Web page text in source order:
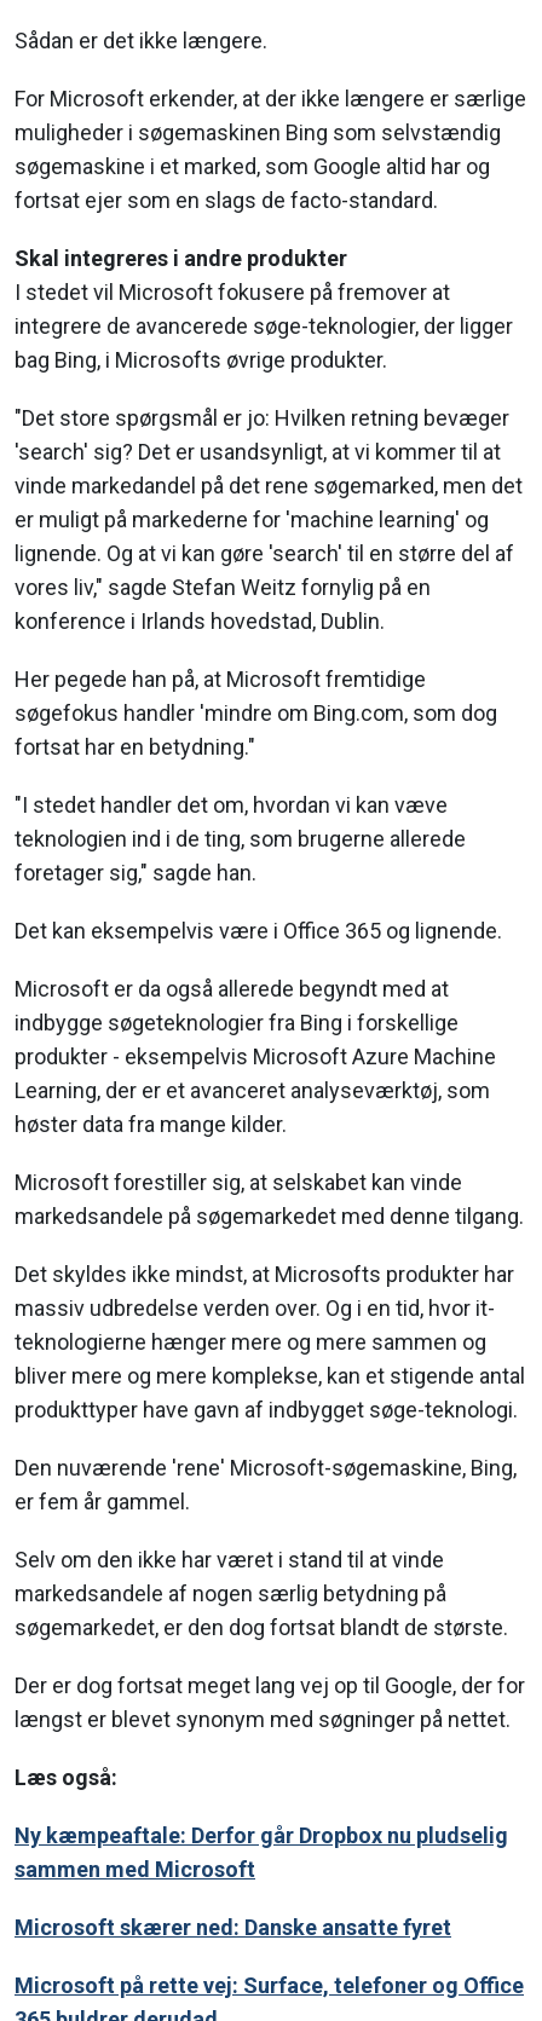
Sådan er det ikke længere.
For Microsoft erkender, at der ikke længere er særlige
muligheder i søgemaskinen Bing som selvstændig
søgemaskine i et marked, som Google altid har og
fortsat ejer som en slags de facto-standard.
Skal integreres i andre produkter
I stedet vil Microsoft fokusere på fremover at
integrere de avancerede søge-teknologier, der ligger
bag Bing, i Microsofts øvrige produkter.
"Det store spørgsmål er jo: Hvilken retning bevæger
'search' sig? Det er usandsynligt, at vi kommer til at
vinde markedandel på det rene søgemarked, men det
er muligt på markederne for 'machine learning' og
lignende. Og at vi kan gøre 'search' til en større del af
vores liv," sagde Stefan Weitz fornylig på en
konference i Irlands hovedstad, Dublin.
Her pegede han på, at Microsoft fremtidige
søgefokus handler 'mindre om Bing.com, som dog
fortsat har en betydning."
"I stedet handler det om, hvordan vi kan væve
teknologien ind i de ting, som brugerne allerede
foretager sig," sagde han.
Det kan eksempelvis være i Office 365 og lignende.
Microsoft er da også allerede begyndt med at
indbygge søgeteknologier fra Bing i forskellige
produkter - eksempelvis Microsoft Azure Machine
Learning, der er et avanceret analyseværktøj, som
høster data fra mange kilder.
Microsoft forestiller sig, at selskabet kan vinde
markedsandele på søgemarkedet med denne tilgang.
Det skyldes ikke mindst, at Microsofts produkter har
massiv udbredelse verden over. Og i en tid, hvor it-
teknologierne hænger mere og mere sammen og
bliver mere og mere komplekse, kan et stigende antal
produkttyper have gavn af indbygget søge-teknologi.
Den nuværende 'rene' Microsoft-søgemaskine, Bing,
er fem år gammel.
Selv om den ikke har været i stand til at vinde
markedsandele af nogen særlig betydning på
søgemarkedet, er den dog fortsat blandt de største.
Der er dog fortsat meget lang vej op til Google, der for
længst er blevet synonym med søgninger på nettet.
Læs også:
Ny kæmpeaftale: Derfor går Dropbox nu pludselig
sammen med Microsoft
Microsoft skærer ned: Danske ansatte fyret
Microsoft på rette vej: Surface, telefoner og Office